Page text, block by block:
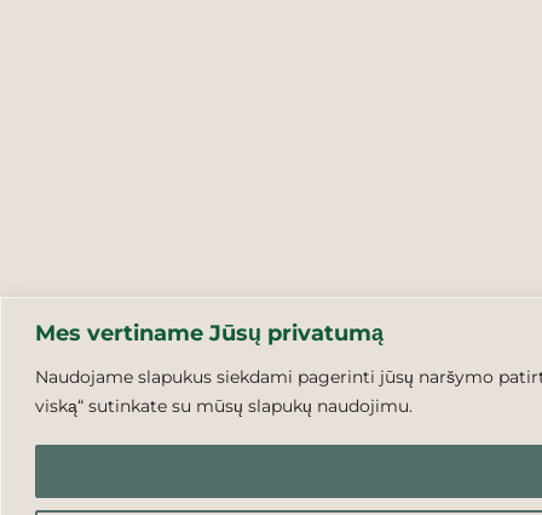
Mes vertiname Jūsų privatumą
Naudojame slapukus siekdami pagerinti jūsų naršymo
viską“ sutinkate su mūsų slapukų naudojimu.